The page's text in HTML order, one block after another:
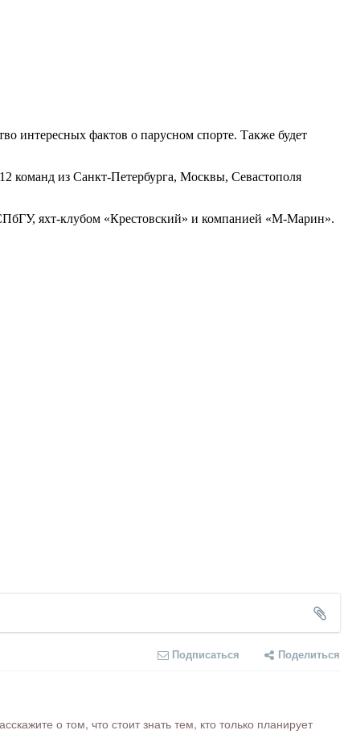
интересных фактов о парусном спорте. Также будет
команд из Санкт-Петербурга, Москвы, Севастополя
яхт-клубом «Крестовский» и компанией «М-Марин».
Подписаться Поделиться
о том, что стоит знать тем, кто только планирует